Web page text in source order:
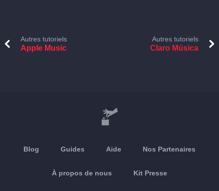
Autres tutoriels
Apple Music
Autres tutoriels
Claro Música
Blog Guides Aide Nos Partenaires
À propos de nous Kit Presse